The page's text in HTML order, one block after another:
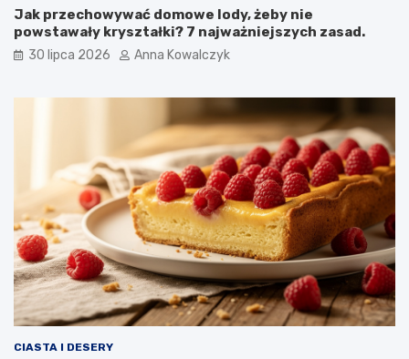
Jak przechowywać domowe lody, żeby nie
powstawały kryształki? 7 najważniejszych zasad.
30 lipca 2026 Anna Kowalczyk
CIASTA I DESERY